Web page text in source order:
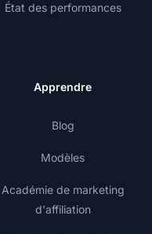
État des performances
Apprendre
Blog
Modèles
Académie de marketing
d'affiliation